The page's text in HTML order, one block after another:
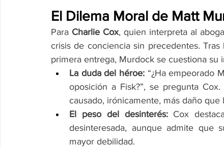
El Dilema Moral de Matt
Para Charlie Cox, quien interpreta al
crisis de conciencia sin precedentes.
primera entrega, Murdock se cuestiona su
La duda del héroe: “¿Ha empeorado
oposición a Fisk?”, se pregunta
causado, irónicamente, más daño que
El peso del desinterés: Cox
desinteresada, aunque admite que
mayor debilidad.